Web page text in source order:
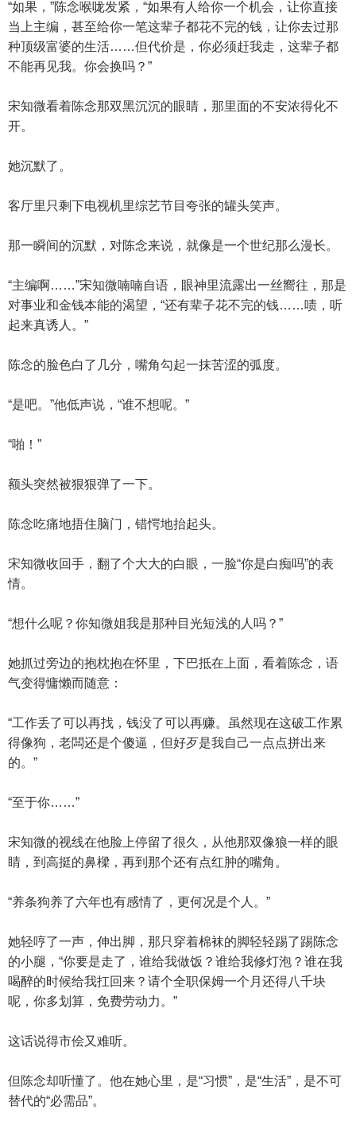
“如果，”陈念喉咙发紧，“如果有人给你一个机会，让你直接
当上主编，甚至给你一笔这辈子都花不完的钱，让你去过那
种顶级富婆的生活……但代价是，你必须赶我走，这辈子都
不能再见我。你会换吗？”
宋知微看着陈念那双黑沉沉的眼睛，那里面的不安浓得化不
开。
她沉默了。
客厅里只剩下电视机里综艺节目夸张的罐头笑声。
那一瞬间的沉默，对陈念来说，就像是一个世纪那么漫长。
“主编啊……”宋知微喃喃自语，眼神里流露出一丝嚮往，那是
对事业和金钱本能的渴望，“还有辈子花不完的钱……啧，听
起来真诱人。”
陈念的脸色白了几分，嘴角勾起一抹苦涩的弧度。
“是吧。”他低声说，“谁不想呢。”
“啪！”
额头突然被狠狠弹了一下。
陈念吃痛地捂住脑门，错愕地抬起头。
宋知微收回手，翻了个大大的白眼，一脸“你是白痴吗”的表
情。
“想什么呢？你知微姐我是那种目光短浅的人吗？”
她抓过旁边的抱枕抱在怀里，下巴抵在上面，看着陈念，语
气变得慵懒而随意：
“工作丢了可以再找，钱没了可以再赚。虽然现在这破工作累
得像狗，老闆还是个傻逼，但好歹是我自己一点点拼出来
的。”
“至于你……”
宋知微的视线在他脸上停留了很久，从他那双像狼一样的眼
睛，到高挺的鼻樑，再到那个还有点红肿的嘴角。
“养条狗养了六年也有感情了，更何况是个人。”
她轻哼了一声，伸出脚，那只穿着棉袜的脚轻轻踢了踢陈念
的小腿，“你要是走了，谁给我做饭？谁给我修灯泡？谁在我
喝醉的时候给我扛回来？请个全职保姆一个月还得八千块
呢，你多划算，免费劳动力。”
这话说得市侩又难听。
但陈念却听懂了。他在她心里，是“习惯”，是“生活”，是不可
替代的“必需品”。